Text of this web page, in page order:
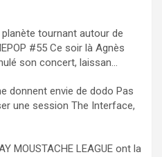
planète tournant autour de
#55 Ce soir là Agnès
son concert, laissan...
donnent envie de dodo Pas
une session The Interface,
MOUSTACHE LEAGUE ont la